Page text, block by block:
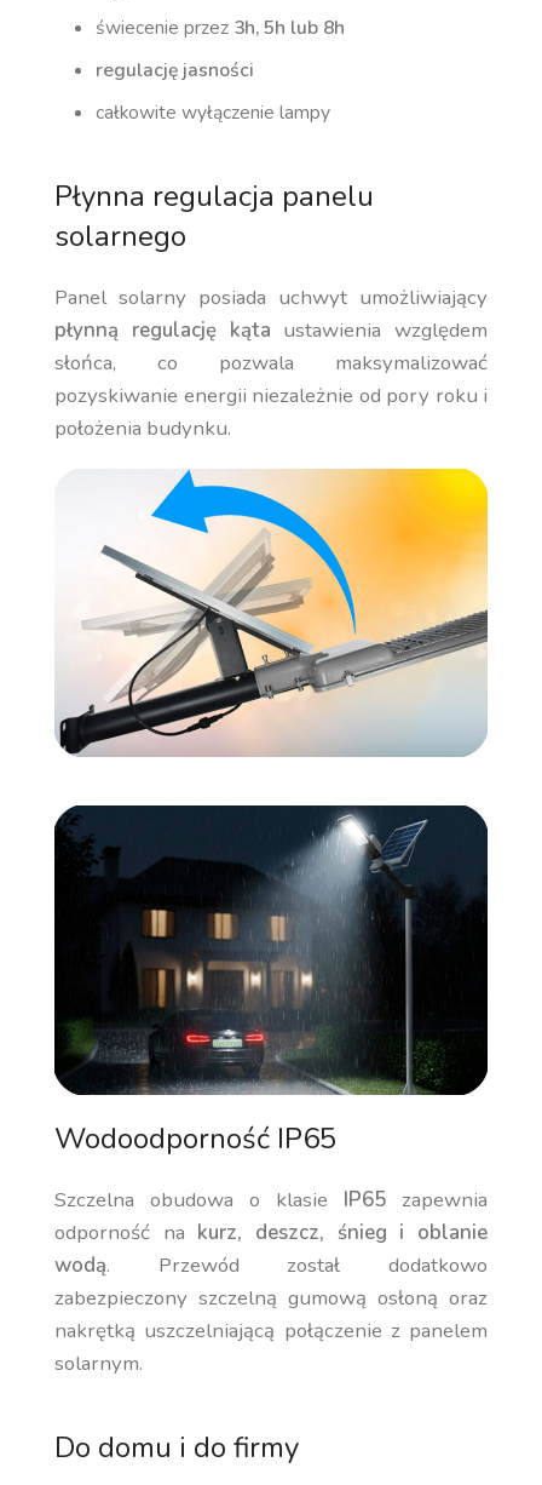
świecenie przez 3h, 5h lub 8h
regulację jasności
całkowite wyłączenie lampy
Płynna regulacja panelu
solarnego
Panel solarny posiada uchwyt umożliwiający
płynną regulację kąta ustawienia względem
słońca, co pozwala maksymalizować
pozyskiwanie energii niezależnie od pory roku i
położenia budynku.
Wodoodporność IP65
Szczelna obudowa o klasie IP65 zapewnia
odporność na kurz, deszcz, śnieg i oblanie
wodą. Przewód został dodatkowo
zabezpieczony szczelną gumową osłoną oraz
nakrętką uszczelniającą połączenie z panelem
solarnym.
Do domu i do firmy